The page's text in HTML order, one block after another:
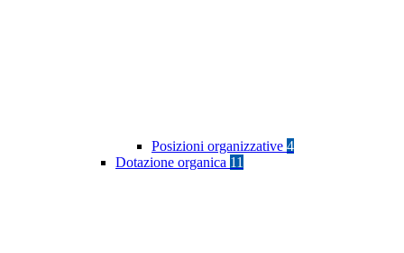
Posizioni organizzative 4
Dotazione organica 11